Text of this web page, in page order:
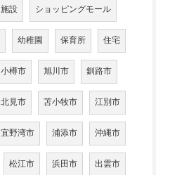
施設 ショッピングモール
幼稚園 保育所 住宅
小樽市 旭川市 釧路市
北見市 苫小牧市 江別市
宜野湾市 浦添市 沖縄市
松江市 浜田市 出雲市